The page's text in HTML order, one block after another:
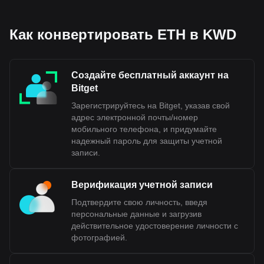
Как конвертировать ETH в KWD
Создайте бесплатный аккаунт на
Bitget
Зарегистрируйтесь на Bitget, указав свой
адрес электронной почты/номер
мобильного телефона, и придумайте
надежный пароль для защиты учетной
записи.
Верификация учетной записи
Подтвердите свою личность, введя
персональные данные и загрузив
действительное удостоверение личности с
фотографией.